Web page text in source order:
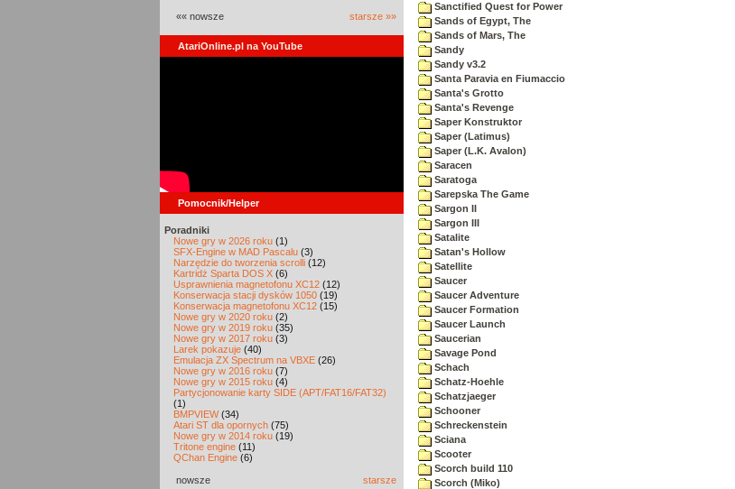
«« nowsze starsze »»
AtariOnline.pl na YouTube
Pomocnik/Helper
Poradniki
Nowe gry w 2026 roku (1)
SFX-Engine w MAD Pascalu (3)
Narzędzie do tworzenia scrolli (12)
Kartridż Sparta DOS X (6)
Usprawnienia magnetofonu XC12 (12)
Konserwacja stacji dysków 1050 (19)
Konserwacja magnetofonu XC12 (15)
Nowe gry w 2020 roku (2)
Nowe gry w 2019 roku (35)
Nowe gry w 2017 roku (3)
Larek pokazuje (40)
Emulacja ZX Spectrum na VBXE (26)
Nowe gry w 2016 roku (7)
Nowe gry w 2015 roku (4)
Partycjonowanie karty SIDE (APT/FAT16/FAT32)
(1)
BMPVIEW(34)
Atari ST dla opornych (75)
Nowe gry w 2014 roku (19)
Tritone engine (11)
QChan Engine (6)
nowsze starsze
Sanctified Quest for Power
Sands of Egypt, The
Sands of Mars, The
Sandy
Sandy v3.2
Santa Paravia en Fiumaccio
Santa's Grotto
Santa's Revenge
Saper Konstruktor
Saper (Latimus)
Saper (L.K. Avalon)
Saracen
Saratoga
Sarepska The Game
Sargon II
Sargon III
Satalite
Satan's Hollow
Satellite
Saucer
Saucer Adventure
Saucer Formation
Saucer Launch
Saucerian
Savage Pond
Schach
Schatz-Hoehle
Schatzjaeger
Schooner
Schreckenstein
Sciana
Scooter
Scorch build 110
Scorch (Miko)